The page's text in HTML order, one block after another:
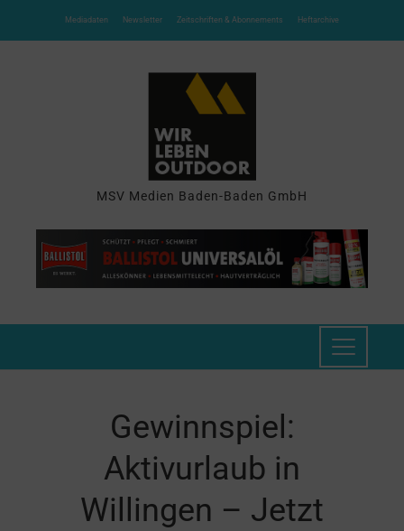
Mediadaten Newsletter Zeitschriften & Abonnements Heftarchive
MSV Medien Baden-Baden GmbH
Gewinnspiel:
Aktivurlaub in
Willingen – Jetzt